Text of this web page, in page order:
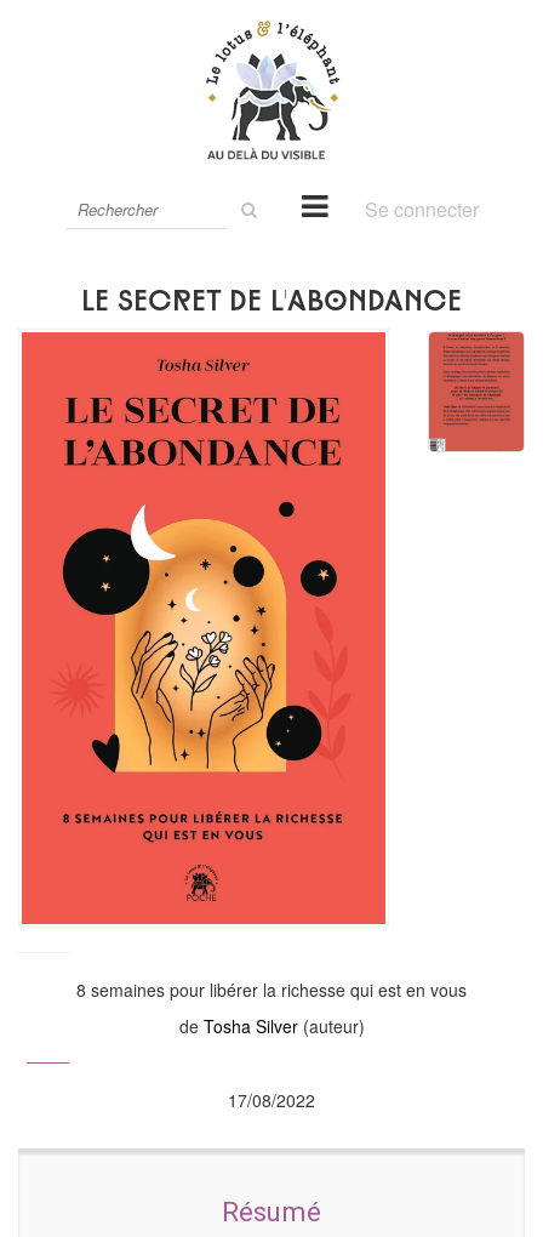
le
Se connecter
Le secret de l'abondance
8 semaines pour libérer la richesse qui est en vous
de Tosha Silver(auteur)
17/08/2022
Résumé